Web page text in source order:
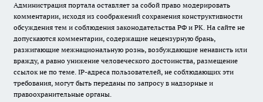
Администрация портала оставляет за собой право модерировать
комментарии, исходя из соображений сохранения конструктивности
обсуждения тем и соблюдения законодательства РФ и РК. На сайте не
допускаются комментарии, содержащие нецензурную брань,
разжигающие межнациональную рознь, возбуждающие ненависть или
вражду, а равно унижение человеческого достоинства, размещение
ссылок не по теме. IP-адреса пользователей, не соблюдающих эти
требования, могут быть переданы по запросу в надзорные и
правоохранительные органы.